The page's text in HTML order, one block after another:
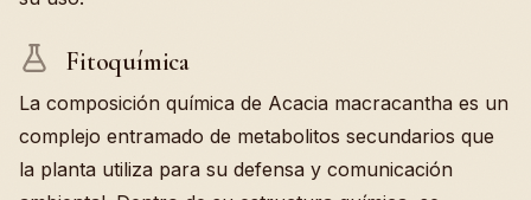
Fitoquímica
La composición química de Acacia macracantha es un
complejo entramado de metabolitos secundarios que
la planta utiliza para su defensa y comunicación